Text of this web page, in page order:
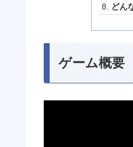
どん
ゲーム概要